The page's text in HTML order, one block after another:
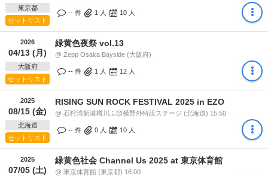
東京都
セットリスト
-- 件 1 人 10 人
2026
04/13 (月)
大阪府
セットリスト
緑黄色夜祭 vol.13
@ Zepp Osaka Bayside (大阪府)
-- 件 1 人 12 人
2025
08/15 (金)
北海道
セットリスト
RISING SUN ROCK FESTIVAL 2025 in EZO
@ 石狩湾新港樽川ふ頭横野外特設ステージ (北海道) 15:50
-- 件 0 人 10 人
2025
07/05 (土)
緑黄色社会 Channel Us 2025 at 東京体育館
@ 東京体育館 (東京都) 16:00